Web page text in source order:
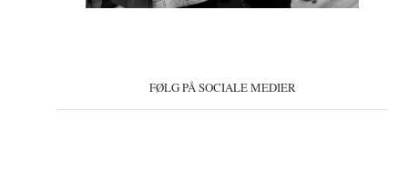
FØLG PÅ SOCIALE MEDIER